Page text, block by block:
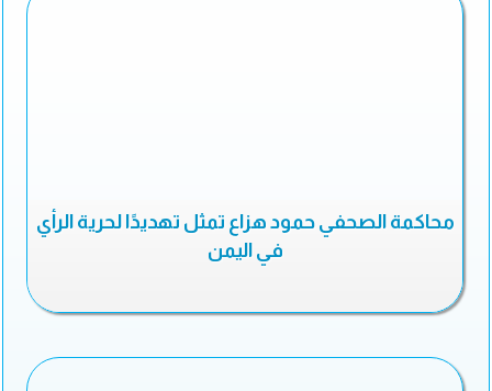
محاكمة الصحفي حمود هزاع تمثل تهديدًا لحرية الرأي
في اليمن